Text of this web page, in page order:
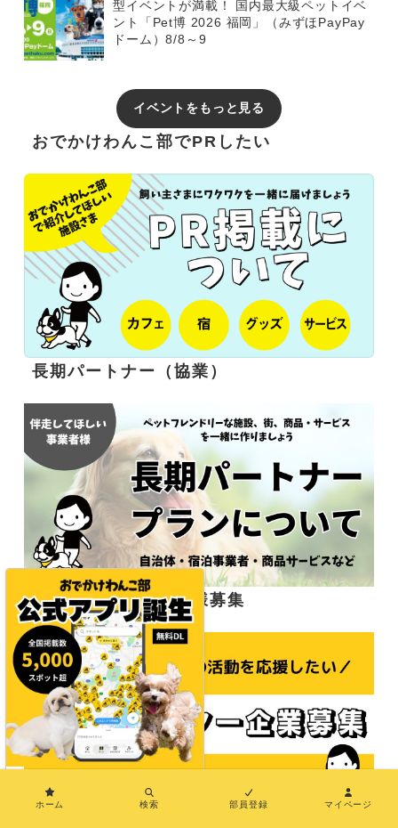
型イベントが満載！ 国内最大級ペットイベ
ント「Pet博 2026 福岡」（みずほPayPay
ドーム）8/8～9
イベントをもっと見る
おでかけわんこ部でPRしたい
長期パートナー（協業）
応援サポーター企業様募集
ホーム 検索 部員登録 マイページ